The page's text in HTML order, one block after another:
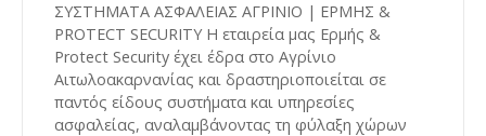
ΣΥΣΤΗΜΑΤΑ ΑΣΦΑΛΕΙΑΣ ΑΓΡΙΝΙΟ | ΕΡΜΗΣ &
PROTECT SECURITY Η εταιρεία μας Ερμής &
Protect Security έχει έδρα στο Αγρίνιο
Αιτωλοακαρνανίας και δραστηριοποιείται σε
παντός είδους συστήματα και υπηρεσίες
ασφαλείας, αναλαμβάνοντας τη φύλαξη χώρων